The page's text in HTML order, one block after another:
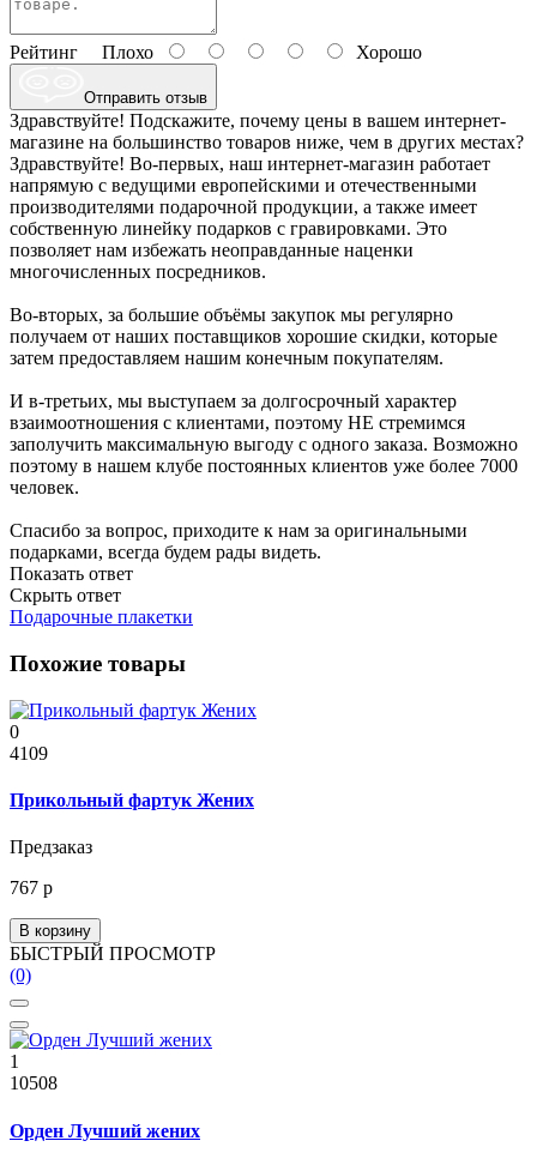
Рейтинг Плохо Хорошо
Отправить отзыв
Здравствуйте! Подскажите, почему цены в вашем интернет-
магазине на большинство товаров ниже, чем в других местах?
Здравствуйте! Во-первых, наш интернет-магазин работает
напрямую с ведущими европейскими и отечественными
производителями подарочной продукции, а также имеет
собственную линейку подарков с гравировками. Это
позволяет нам избежать неоправданные наценки
многочисленных посредников.
Во-вторых, за большие объёмы закупок мы регулярно
получаем от наших поставщиков хорошие скидки, которые
затем предоставляем нашим конечным покупателям.
И в-третьих, мы выступаем за долгосрочный характер
взаимоотношения с клиентами, поэтому НЕ стремимся
заполучить максимальную выгоду с одного заказа. Возможно
поэтому в нашем клубе постоянных клиентов уже более 7000
человек.
Спасибо за вопрос, приходите к нам за оригинальными
подарками, всегда будем рады видеть.
Показать ответ
Скрыть ответ
Подарочные плакетки
Похожие товары
0
4109
Прикольный фартук Жених
Предзаказ
767 р
В корзину
БЫСТРЫЙ ПРОСМОТР
(0)
1
10508
Орден Лучший жених